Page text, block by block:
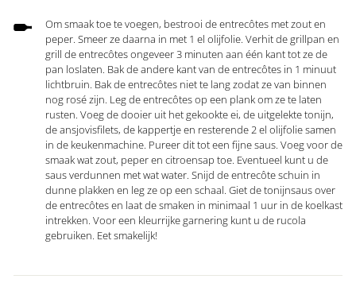
Om smaak toe te voegen, bestrooi de entrecôtes met zout en
peper. Smeer ze daarna in met 1 el olijfolie. Verhit de grillpan en
grill de entrecôtes ongeveer 3 minuten aan één kant tot ze de
pan loslaten. Bak de andere kant van de entrecôtes in 1 minuut
lichtbruin. Bak de entrecôtes niet te lang zodat ze van binnen
nog rosé zijn. Leg de entrecôtes op een plank om ze te laten
rusten. Voeg de dooier uit het gekookte ei, de uitgelekte tonijn,
de ansjovisfilets, de kappertje en resterende 2 el olijfolie samen
in de keukenmachine. Pureer dit tot een fijne saus. Voeg voor de
smaak wat zout, peper en citroensap toe. Eventueel kunt u de
saus verdunnen met wat water. Snijd de entrecôte schuin in
dunne plakken en leg ze op een schaal. Giet de tonijnsaus over
de entrecôtes en laat de smaken in minimaal 1 uur in de koelkast
intrekken. Voor een kleurrijke garnering kunt u de rucola
gebruiken. Eet smakelijk!